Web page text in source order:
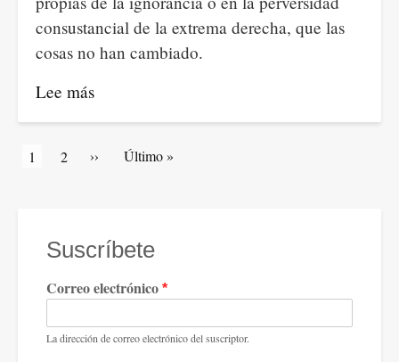
consustancial de la extrema derecha, que las
cosas no han cambiado.
Lee más
Editorial.
años
lucha
favor
pueblo
Paginación
Página
1
Artículos
2
Siguiente
››
Última
Último »
Suscríbete
Correo electrónico
La dirección de correo electrónico del suscriptor.